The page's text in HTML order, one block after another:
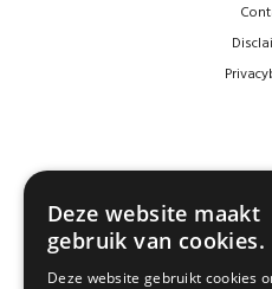
Deze website maakt
gebruik van cookies.
Deze website gebruikt cookies